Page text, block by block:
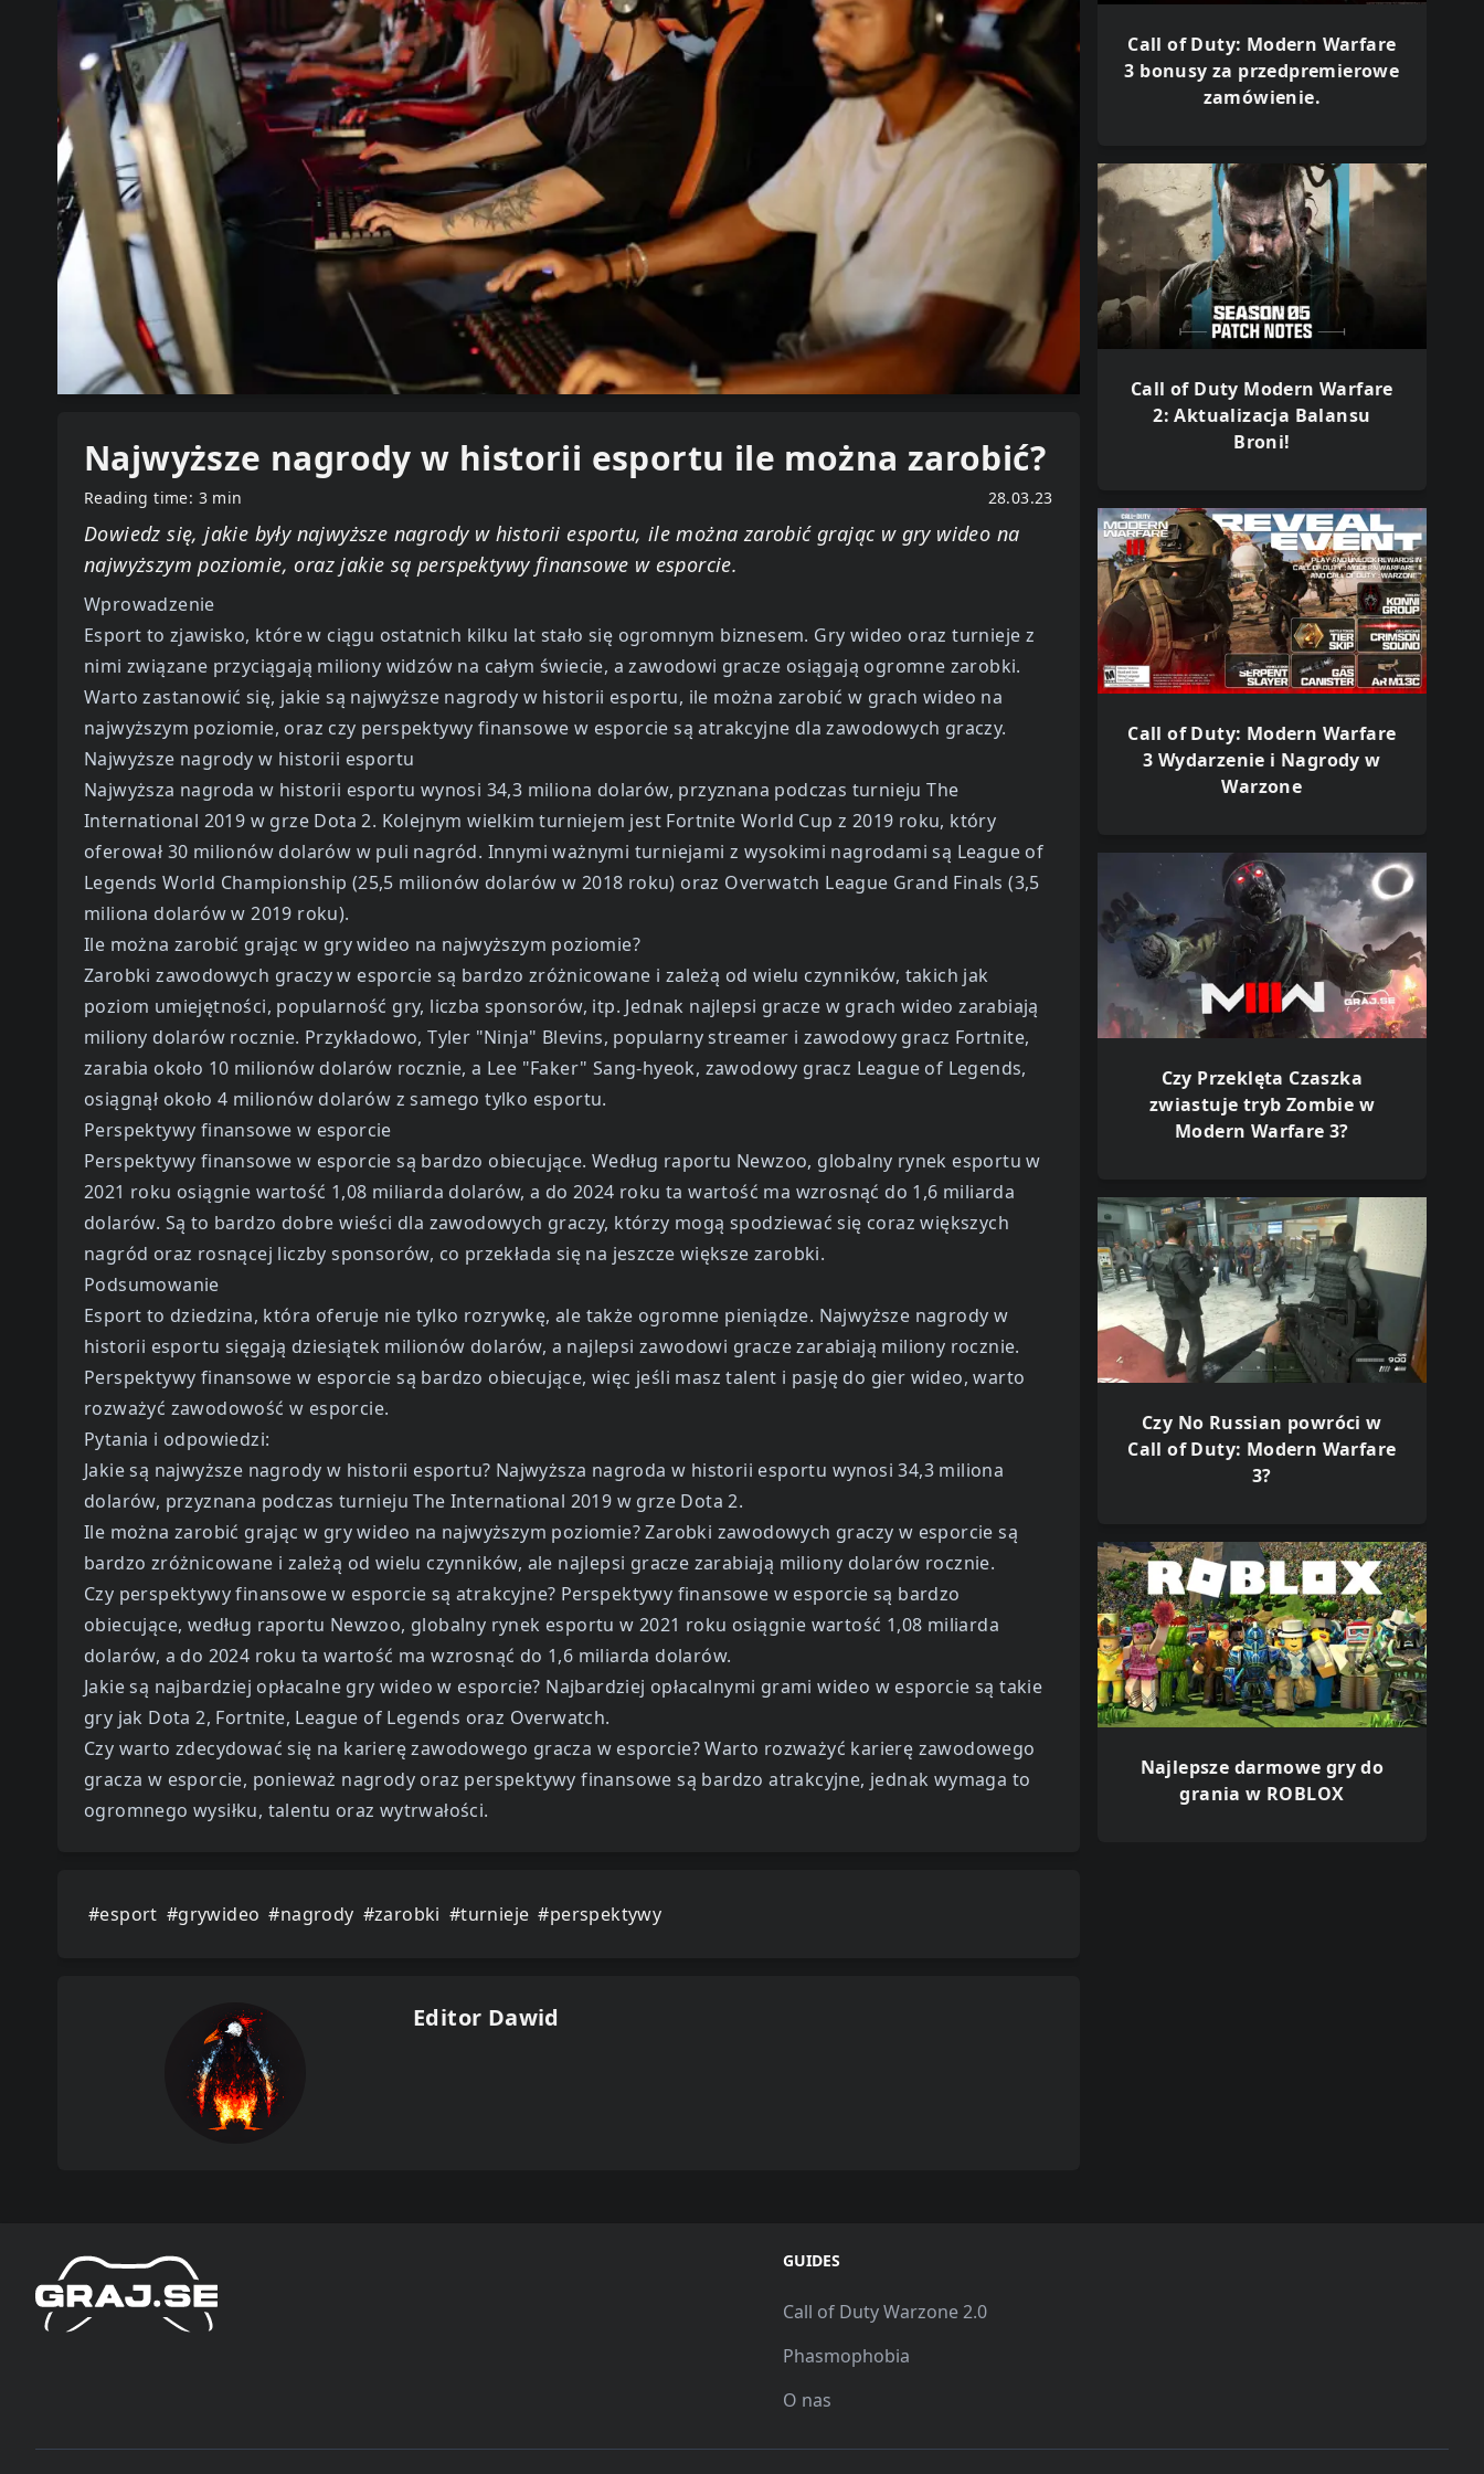
Najwyższe nagrody w historii esportu ile można zarobić?
Reading time: 3 min 28.03.23
Dowiedz się, jakie były najwyższe nagrody w historii esportu, ile można zarobić grając w gry wideo na
najwyższym poziomie, oraz jakie są perspektywy finansowe w esporcie.
Wprowadzenie
Esport to zjawisko, które w ciągu ostatnich kilku lat stało się ogromnym biznesem. Gry wideo oraz turnieje z
nimi związane przyciągają miliony widzów na całym świecie, a zawodowi gracze osiągają ogromne zarobki.
Warto zastanowić się, jakie są najwyższe nagrody w historii esportu, ile można zarobić w grach wideo na
najwyższym poziomie, oraz czy perspektywy finansowe w esporcie są atrakcyjne dla zawodowych graczy.
Najwyższe nagrody w historii esportu
Najwyższa nagroda w historii esportu wynosi 34,3 miliona dolarów, przyznana podczas turnieju The
International 2019 w grze Dota 2. Kolejnym wielkim turniejem jest Fortnite World Cup z 2019 roku, który
oferował 30 milionów dolarów w puli nagród. Innymi ważnymi turniejami z wysokimi nagrodami są League of
Legends World Championship (25,5 milionów dolarów w 2018 roku) oraz Overwatch League Grand Finals (3,5
miliona dolarów w 2019 roku).
Ile można zarobić grając w gry wideo na najwyższym poziomie?
Zarobki zawodowych graczy w esporcie są bardzo zróżnicowane i zależą od wielu czynników, takich jak
poziom umiejętności, popularność gry, liczba sponsorów, itp. Jednak najlepsi gracze w grach wideo zarabiają
miliony dolarów rocznie. Przykładowo, Tyler "Ninja" Blevins, popularny streamer i zawodowy gracz Fortnite,
zarabia około 10 milionów dolarów rocznie, a Lee "Faker" Sang-hyeok, zawodowy gracz League of Legends,
osiągnął około 4 milionów dolarów z samego tylko esportu.
Perspektywy finansowe w esporcie
Perspektywy finansowe w esporcie są bardzo obiecujące. Według raportu Newzoo, globalny rynek esportu w
2021 roku osiągnie wartość 1,08 miliarda dolarów, a do 2024 roku ta wartość ma wzrosnąć do 1,6 miliarda
dolarów. Są to bardzo dobre wieści dla zawodowych graczy, którzy mogą spodziewać się coraz większych
nagród oraz rosnącej liczby sponsorów, co przekłada się na jeszcze większe zarobki.
Podsumowanie
Esport to dziedzina, która oferuje nie tylko rozrywkę, ale także ogromne pieniądze. Najwyższe nagrody w
historii esportu sięgają dziesiątek milionów dolarów, a najlepsi zawodowi gracze zarabiają miliony rocznie.
Perspektywy finansowe w esporcie są bardzo obiecujące, więc jeśli masz talent i pasję do gier wideo, warto
rozważyć zawodowość w esporcie.
Pytania i odpowiedzi:
Jakie są najwyższe nagrody w historii esportu? Najwyższa nagroda w historii esportu wynosi 34,3 miliona
dolarów, przyznana podczas turnieju The International 2019 w grze Dota 2.
Ile można zarobić grając w gry wideo na najwyższym poziomie? Zarobki zawodowych graczy w esporcie są
bardzo zróżnicowane i zależą od wielu czynników, ale najlepsi gracze zarabiają miliony dolarów rocznie.
Czy perspektywy finansowe w esporcie są atrakcyjne? Perspektywy finansowe w esporcie są bardzo
obiecujące, według raportu Newzoo, globalny rynek esportu w 2021 roku osiągnie wartość 1,08 miliarda
dolarów, a do 2024 roku ta wartość ma wzrosnąć do 1,6 miliarda dolarów.
Jakie są najbardziej opłacalne gry wideo w esporcie? Najbardziej opłacalnymi grami wideo w esporcie są takie
gry jak Dota 2, Fortnite, League of Legends oraz Overwatch.
Czy warto zdecydować się na karierę zawodowego gracza w esporcie? Warto rozważyć karierę zawodowego
gracza w esporcie, ponieważ nagrody oraz perspektywy finansowe są bardzo atrakcyjne, jednak wymaga to
ogromnego wysiłku, talentu oraz wytrwałości.
#esport #grywideo #nagrody #zarobki #turnieje #perspektywy
Editor Dawid
Call of Duty: Modern Warfare
3 bonusy za przedpremierowe
zamówienie.
Call of Duty Modern Warfare
2: Aktualizacja Balansu
Broni!
Call of Duty: Modern Warfare
3 Wydarzenie i Nagrody w
Warzone
Czy Przeklęta Czaszka
zwiastuje tryb Zombie w
Modern Warfare 3?
Czy No Russian powróci w
Call of Duty: Modern Warfare
3?
Najlepsze darmowe gry do
grania w ROBLOX
GUIDES
Call of Duty Warzone 2.0
Phasmophobia
O nas